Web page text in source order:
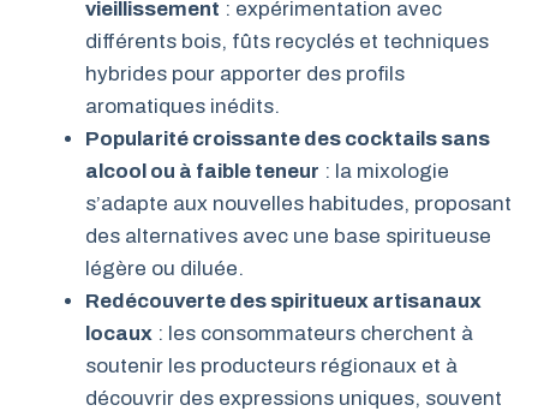
vieillissement : expérimentation avec
différents bois, fûts recyclés et techniques
hybrides pour apporter des profils
aromatiques inédits.
Popularité croissante des cocktails sans
alcool ou à faible teneur : la mixologie
s’adapte aux nouvelles habitudes, proposant
des alternatives avec une base spiritueuse
légère ou diluée.
Redécouverte des spiritueux artisanaux
locaux : les consommateurs cherchent à
soutenir les producteurs régionaux et à
découvrir des expressions uniques, souvent